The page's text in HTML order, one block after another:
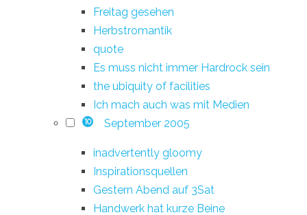
Freitag gesehen
Herbstromantik
quote
Es muss nicht immer Hardrock sein
the ubiquity of facilities
Ich mach auch was mit Medien
10 September 2005
inadvertently gloomy
Inspirationsquellen
Gestern Abend auf 3Sat
Handwerk hat kurze Beine